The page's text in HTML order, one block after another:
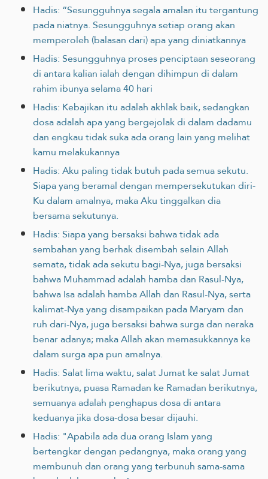
Hadis: “Sesungguhnya segala amalan itu tergantung
pada niatnya. Sesungguhnya setiap orang akan
memperoleh (balasan dari) apa yang diniatkannya
Hadis: Sesungguhnya proses penciptaan seseorang
di antara kalian ialah dengan dihimpun di dalam
rahim ibunya selama 40 hari
Hadis: Kebajikan itu adalah akhlak baik, sedangkan
dosa adalah apa yang bergejolak di dalam dadamu
dan engkau tidak suka ada orang lain yang melihat
kamu melakukannya
Hadis: Aku paling tidak butuh pada semua sekutu.
Siapa yang beramal dengan mempersekutukan diri-
Ku dalam amalnya, maka Aku tinggalkan dia
bersama sekutunya.
Hadis: Siapa yang bersaksi bahwa tidak ada
sembahan yang berhak disembah selain Allah
semata, tidak ada sekutu bagi-Nya, juga bersaksi
bahwa Muhammad adalah hamba dan Rasul-Nya,
bahwa Isa adalah hamba Allah dan Rasul-Nya, serta
kalimat-Nya yang disampaikan pada Maryam dan
ruh dari-Nya, juga bersaksi bahwa surga dan neraka
benar adanya; maka Allah akan memasukkannya ke
dalam surga apa pun amalnya.
Hadis: Salat lima waktu, salat Jumat ke salat Jumat
berikutnya, puasa Ramadan ke Ramadan berikutnya,
semuanya adalah penghapus dosa di antara
keduanya jika dosa-dosa besar dijauhi.
Hadis: "Apabila ada dua orang Islam yang
bertengkar dengan pedangnya, maka orang yang
membunuh dan orang yang terbunuh sama-sama